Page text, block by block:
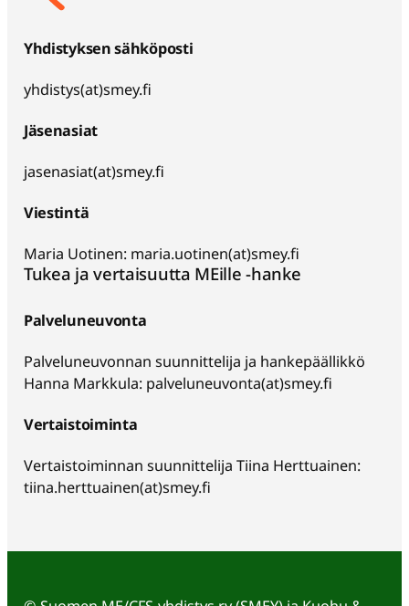
Yhdistyksen sähköposti
yhdistys(at)smey.fi
Jäsenasiat
jasenasiat(at)smey.fi
Viestintä
Maria Uotinen: maria.uotinen(at)smey.fi
Tukea ja vertaisuutta MEille -hanke
Palveluneuvonta
Palveluneuvonnan suunnittelija ja hankepäällikkö
Hanna Markkula: palveluneuvonta(at)smey.fi
Vertaistoiminta
Vertaistoiminnan suunnittelija Tiina Herttuainen:
tiina.herttuainen(at)smey.fi